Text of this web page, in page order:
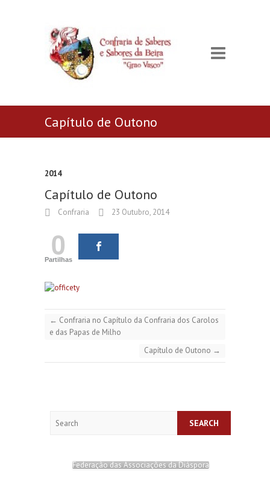
Capítulo de Outono
2014
Capítulo de Outono
Confraria 23 Outubro, 2014
0
Partilhas
← Confraria no Capítulo da Confraria dos Carolos
e das Papas de Milho
Capítulo de Outono →
Federação das Associações da Diáspora